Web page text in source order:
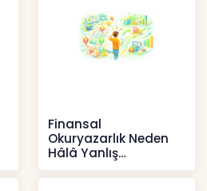
Finansal
Okuryazarlık Neden
Hâlâ Yanlış
Anlaşılıyor?
İçerikler